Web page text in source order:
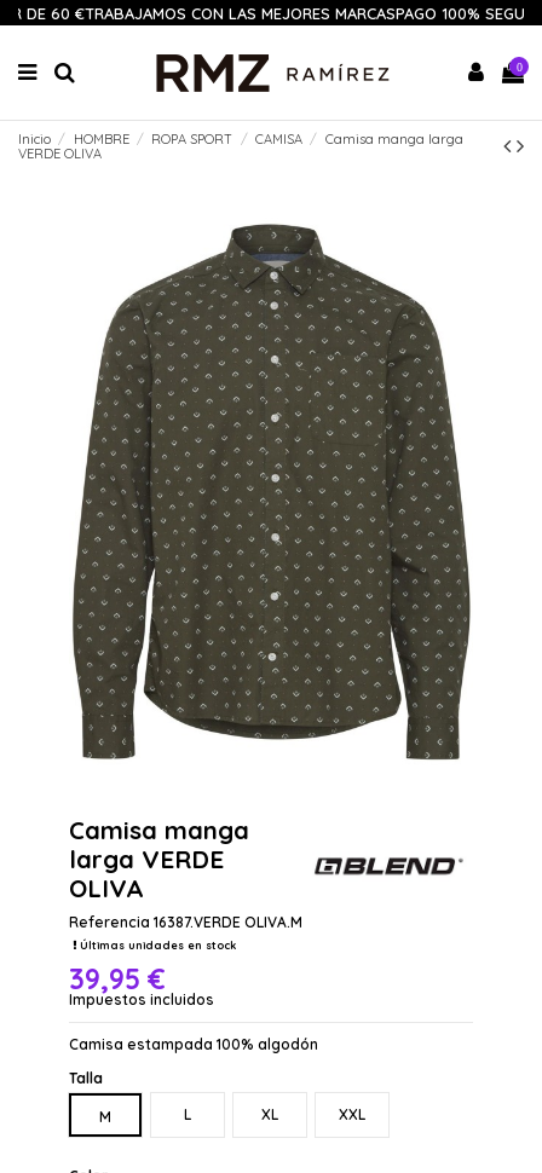
DE 60 €TRABAJAMOS CON LAS MEJORES MARCASPAGO 100% SEGURO
0
Inicio HOMBRE ROPA SPORT CAMISA
Camisa manga larga
VERDE OLIVA
Camisa manga
larga VERDE
OLIVA
Referencia 16387.VERDE OLIVA.M
Últimas unidades en stock
39,95 €
Impuestos incluidos
Camisa estampada 100% algodón
Talla
M L XL XXL